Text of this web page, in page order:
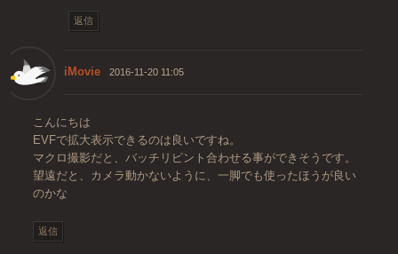
返信
iMovie 2016-11-20 11:05
こんにちは
EVFで拡大表示できるのは良いですね。
マクロ撮影だと、バッチリピント合わせる事ができそうです。
望遠だと、カメラ動かないように、一脚でも使ったほうが良い
のかな
返信